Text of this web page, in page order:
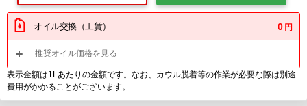
オイル交換（工賃） 0 円
推奨オイル価格を見る
表示金額は1Lあたりの金額です。なお、カウル脱着等の作業が必要な際は別途
費用がかかることがございます。